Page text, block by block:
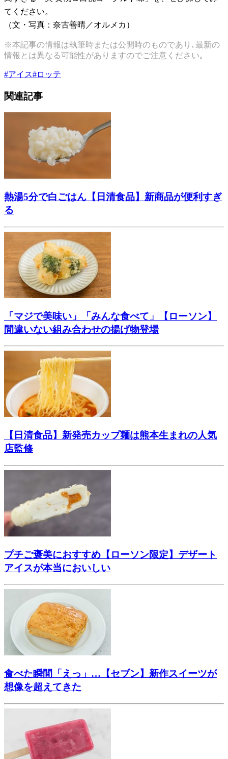
てください。
（文・写真：奈古善晴／オルメカ）
※本記事の情報は執筆時または公開時のものであり､最新の
情報とは異なる可能性がありますのでご注意ください｡
#アイス#ロッテ
関連記事
熱湯5分で白ごはん【日清食品】新商品が便利すぎ
る
「マジで美味い」「みんな食べて」【ローソン】
間違いない組み合わせの揚げ物登場
【日清食品】新発売カップ麺は熊本生まれの人気
店監修
プチご褒美におすすめ【ローソン限定】デザート
アイスが本当においしい
食べた瞬間「えっ」…【セブン】新作スイーツが
想像を超えてきた